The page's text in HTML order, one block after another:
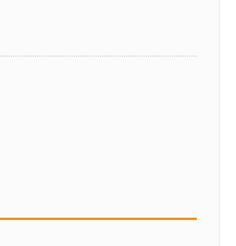
コンサルティング
の取得、区分アップ、
所の開業の流れ
ビス事業者指定」の代